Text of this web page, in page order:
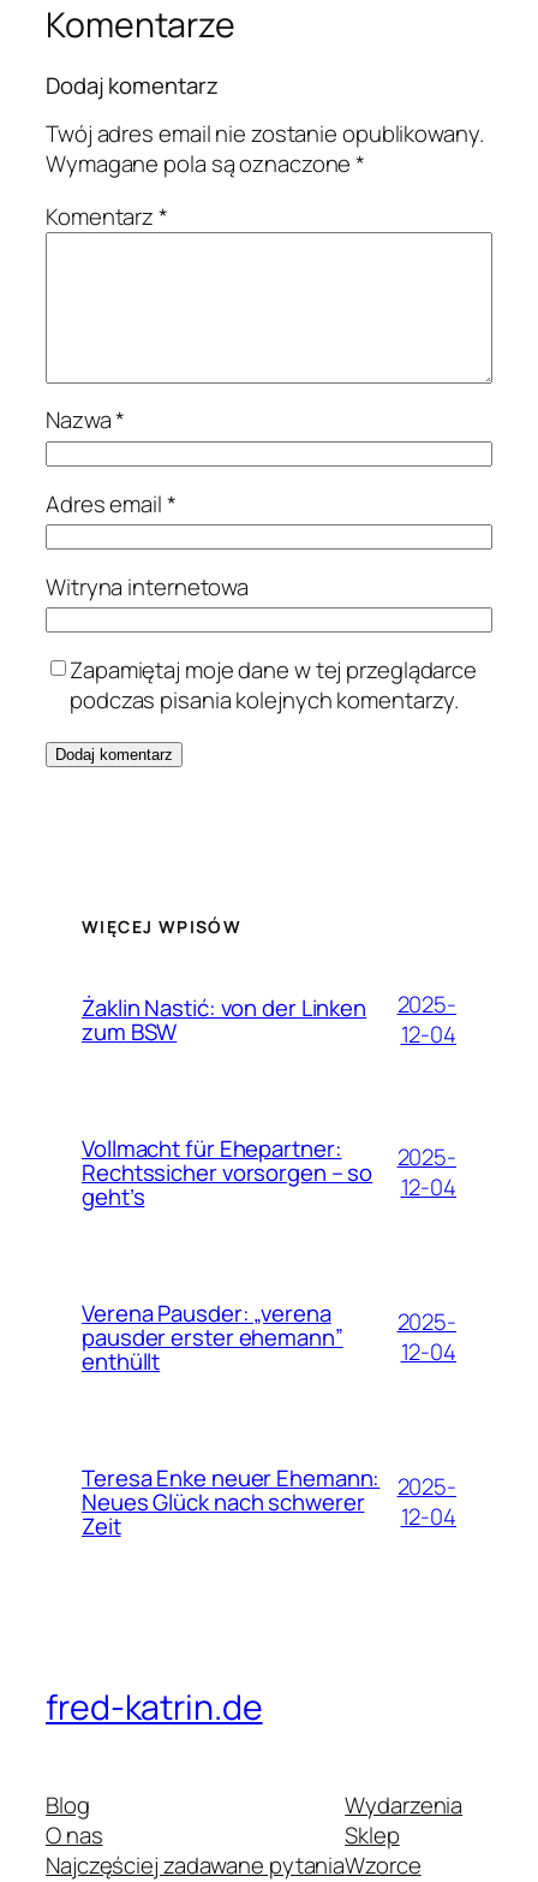
Komentarze
Dodaj komentarz
Twój adres email nie zostanie opublikowany.
Wymagane pola są oznaczone*
Komentarz*
Nazwa*
Adres email*
Witryna internetowa
Zapamiętaj moje dane w tej przeglądarce
podczas pisania kolejnych komentarzy.
WIĘCEJ WPISÓW
Żaklin Nastić: von der Linken
zum BSW
2025-
12-04
Vollmacht für Ehepartner:
Rechtssicher vorsorgen – so
geht’s
2025-
12-04
Verena Pausder: „verena
pausder erster ehemann”
enthüllt
2025-
12-04
Teresa Enke neuer Ehemann:
Neues Glück nach schwerer
Zeit
2025-
12-04
fred-katrin.de
Blog
O nas
Najczęściej zadawane pytania
Wydarzenia
Sklep
Wzorce